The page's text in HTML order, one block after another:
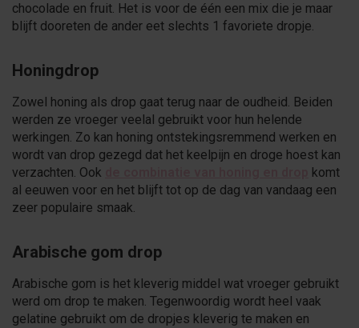
chocolade en fruit. Het is voor de één een mix die je maar
blijft dooreten de ander eet slechts 1 favoriete dropje.
Honingdrop
Zowel honing als drop gaat terug naar de oudheid. Beiden
werden ze vroeger veelal gebruikt voor hun helende
werkingen. Zo kan honing ontstekingsremmend werken en
wordt van drop gezegd dat het keelpijn en droge hoest kan
verzachten. Ook
komt
al eeuwen voor en het blijft tot op de dag van vandaag een
zeer populaire smaak.
Arabische gom drop
Arabische gom is het kleverig middel wat vroeger gebruikt
werd om drop te maken. Tegenwoordig wordt heel vaak
gelatine gebruikt om de dropjes kleverig te maken en